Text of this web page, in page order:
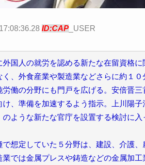
ID:CAP _USER
外国人の就労を認める新たな在留資格
、外食産業や製造業などさらに約１
働の分野にも門戸を広げる。安倍晋
け、準備を加速するよう指示。上川陽
ような新たな官庁を設置する検討に入
想定していた５分野は、建設、介護
業では金属プレスや鋳造などの金属加